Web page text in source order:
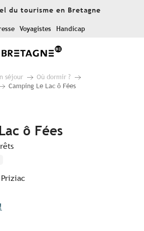
du tourisme en Bretagne
Voyagistes Handicap
séjour
Où dormir ?
Camping Le Lac ô Fées
ô Fées
favoris